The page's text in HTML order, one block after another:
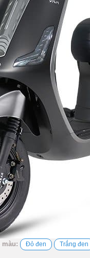
màu: Đỏ đen Trắng đen